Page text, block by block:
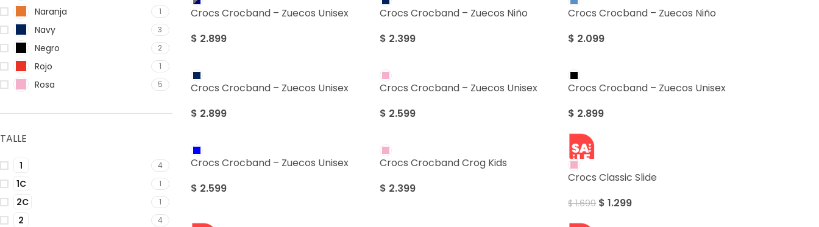
Naranja 1
Navy 3
Negro 2
Rojo 1
Rosa 5
TALLE
1 4
1C 1
2C 1
2 4
Crocs Crocband – Zuecos Unisex
$ 2.899
Crocs Crocband – Zuecos Niño
$ 2.399
Crocs Crocband – Zuecos Niño
$ 2.099
Crocs Crocband – Zuecos Unisex
$ 2.899
Crocs Crocband – Zuecos Unisex
$ 2.599
Crocs Crocband – Zuecos Unisex
$ 2.899
Crocs Crocband – Zuecos Unisex
$ 2.599
Crocs Crocband Crog Kids
$ 2.399
SALE
Crocs Classic Slide
$1.699 $ 1.299